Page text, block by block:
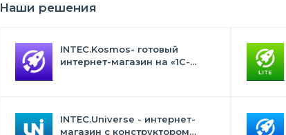
Наши решения
INTEC.Kosmos- готовый
интернет-магазин на «1С-
INTEC.Universe - интернет-
магазин с конструктором